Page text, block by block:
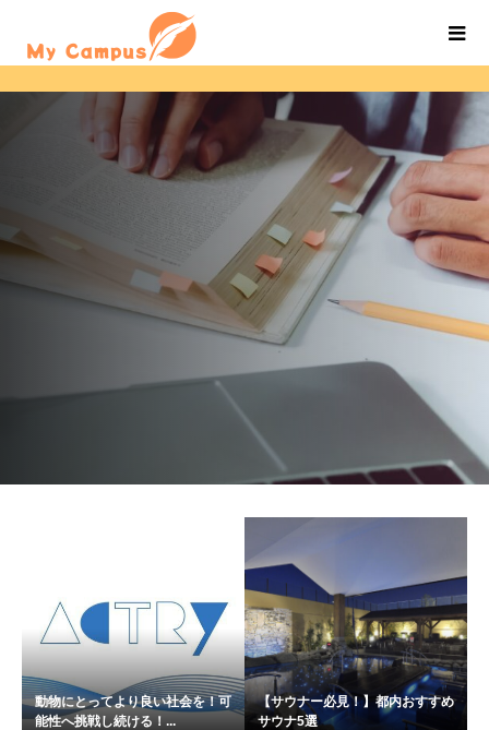
動物にとってより良い社会を！可
能性へ挑戦し続ける！...
【サウナー必見！】都内おすすめ
サウナ5選